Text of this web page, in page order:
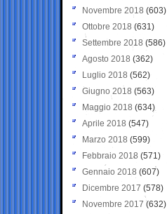
Novembre 2018 (603)
Ottobre 2018 (631)
Settembre 2018 (586)
Agosto 2018 (362)
Luglio 2018 (562)
Giugno 2018 (563)
Maggio 2018 (634)
Aprile 2018 (547)
Marzo 2018 (599)
Febbraio 2018 (571)
Gennaio 2018 (607)
Dicembre 2017 (578)
Novembre 2017 (632)